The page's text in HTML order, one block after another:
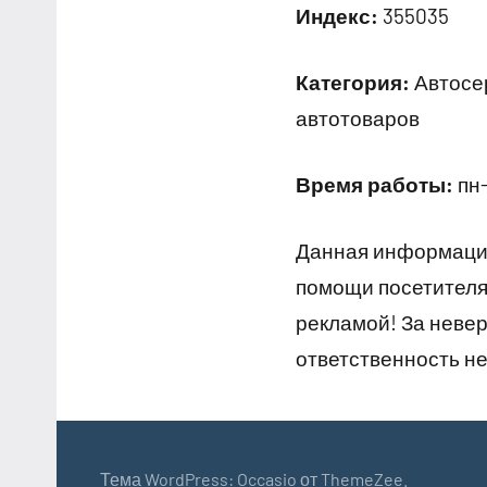
Индекс: 355035
Категория:
автотоваров
Время работы:
Данная
помощи
рекламой! За
ответственность
Тема WordPress: Occasio от ThemeZee.